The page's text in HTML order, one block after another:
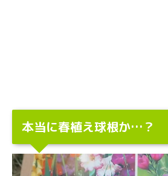
本当に春植え球根か…？